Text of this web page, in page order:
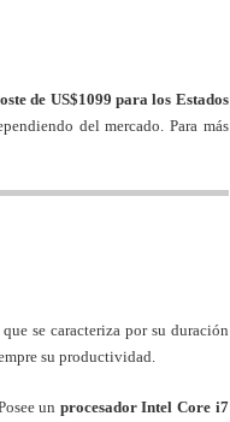
de US$1099 para los Estados
del mercado. Para más
se caracteriza por su duración
su productividad.
un procesador Intel Core i7